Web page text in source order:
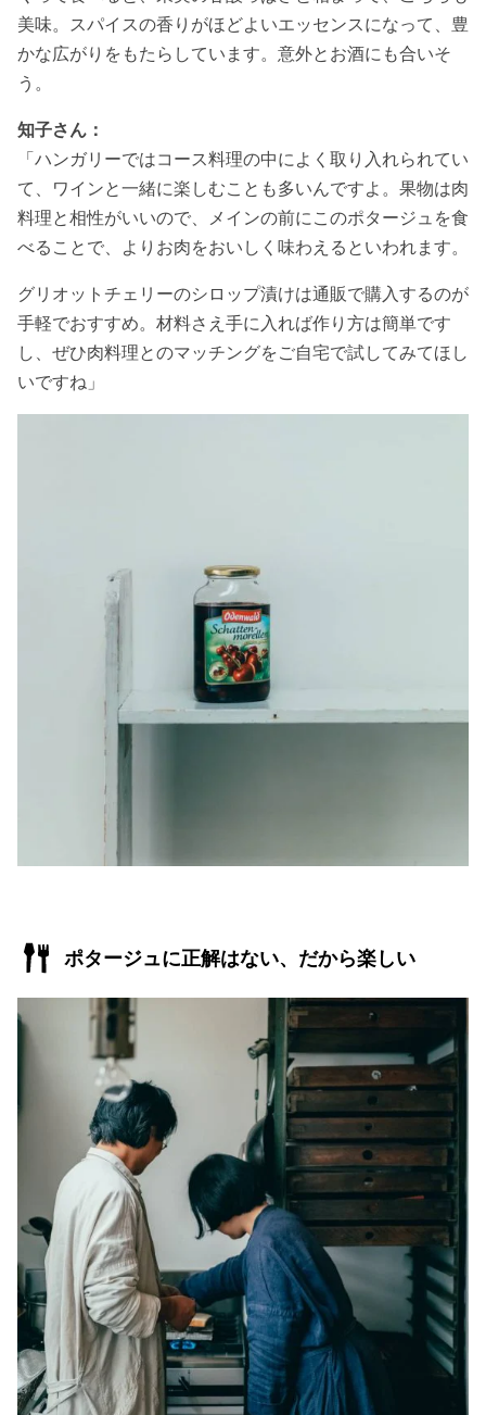
美味。スパイスの香りがほどよいエッセンスになって、豊
かな広がりをもたらしています。意外とお酒にも合いそ
う。
知子さん：
「ハンガリーではコース料理の中によく取り入れられてい
て、ワインと一緒に楽しむことも多いんですよ。果物は肉
料理と相性がいいので、メインの前にこのポタージュを食
べることで、よりお肉をおいしく味わえるといわれます。
グリオットチェリーのシロップ漬けは通販で購入するのが
手軽でおすすめ。材料さえ手に入れば作り方は簡単です
し、ぜひ肉料理とのマッチングをご自宅で試してみてほし
いですね」
ポタージュに正解はない、だから楽しい